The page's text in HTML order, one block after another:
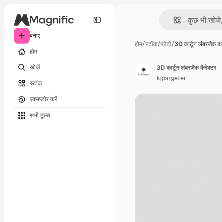
बनाएं
होम
खोजें
स्टॉक
एक्सप्लोर करें
सभी टूल्‍स
होम/स्टॉक/फोटो/3D कार्टून लंबरजैक
3D कार्टून लंबरजैक कैरेक्टर
kjpargeter